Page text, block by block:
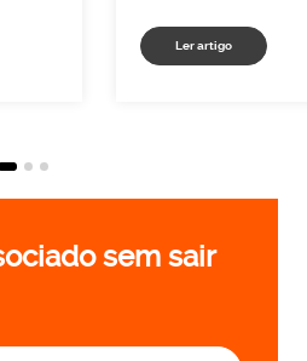
Ler artigo
sem sair